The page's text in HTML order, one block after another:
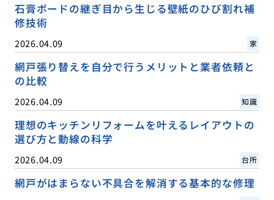
石膏ボードの継ぎ目から生じる壁紙のひび割れ補
修技術
2026.04.09 家
網戸張り替えを自分で行うメリットと業者依頼と
の比較
2026.04.09 知識
理想のキッチンリフォームを叶えるレイアウトの
選び方と動線の科学
2026.04.09 台所
網戸がはまらない不具合を解消する基本的な修理